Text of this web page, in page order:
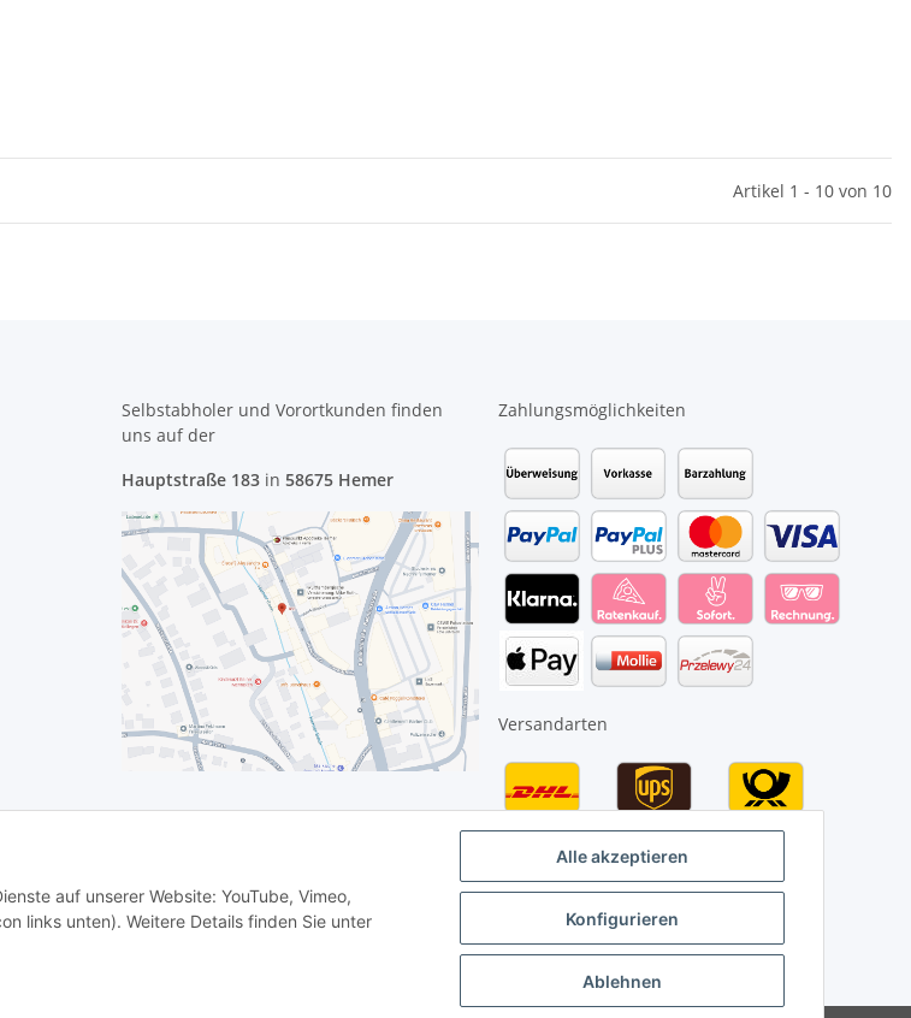
Alle akzeptieren
Konfigurieren
Ablehnen
auf unserer Website: YouTube, Vimeo,
links unten). Weitere Details finden Sie unter
Artikel 1 - 10 von 10
Selbstabholer und Vorortkunden finden
uns auf der
Hauptstraße 183 in 58675 Hemer
Zahlungsmöglichkeiten
Versandarten